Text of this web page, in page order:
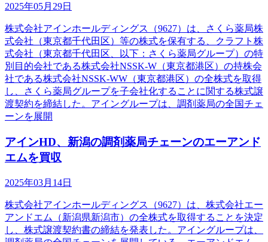
2025年05月29日
株式会社アインホールディングス（9627）は、さくら薬局株
式会社（東京都千代田区）等の株式を保有する、クラフト株
式会社（東京都千代田区、以下：さくら薬局グループ）の特
別目的会社である株式会社NSSK-W（東京都港区）の持株会
社である株式会社NSSK-WW（東京都港区）の全株式を取得
し、さくら薬局グループを子会社化することに関する株式譲
渡契約を締結した。アイングループは、調剤薬局の全国チェ
ーンを展開
アインHD、新潟の調剤薬局チェーンのエーアンド
エムを買収
2025年03月14日
株式会社アインホールディングス（9627）は、株式会社エー
アンドエム（新潟県新潟市）の全株式を取得することを決定
し、株式譲渡契約書の締結を発表した。アイングループは、